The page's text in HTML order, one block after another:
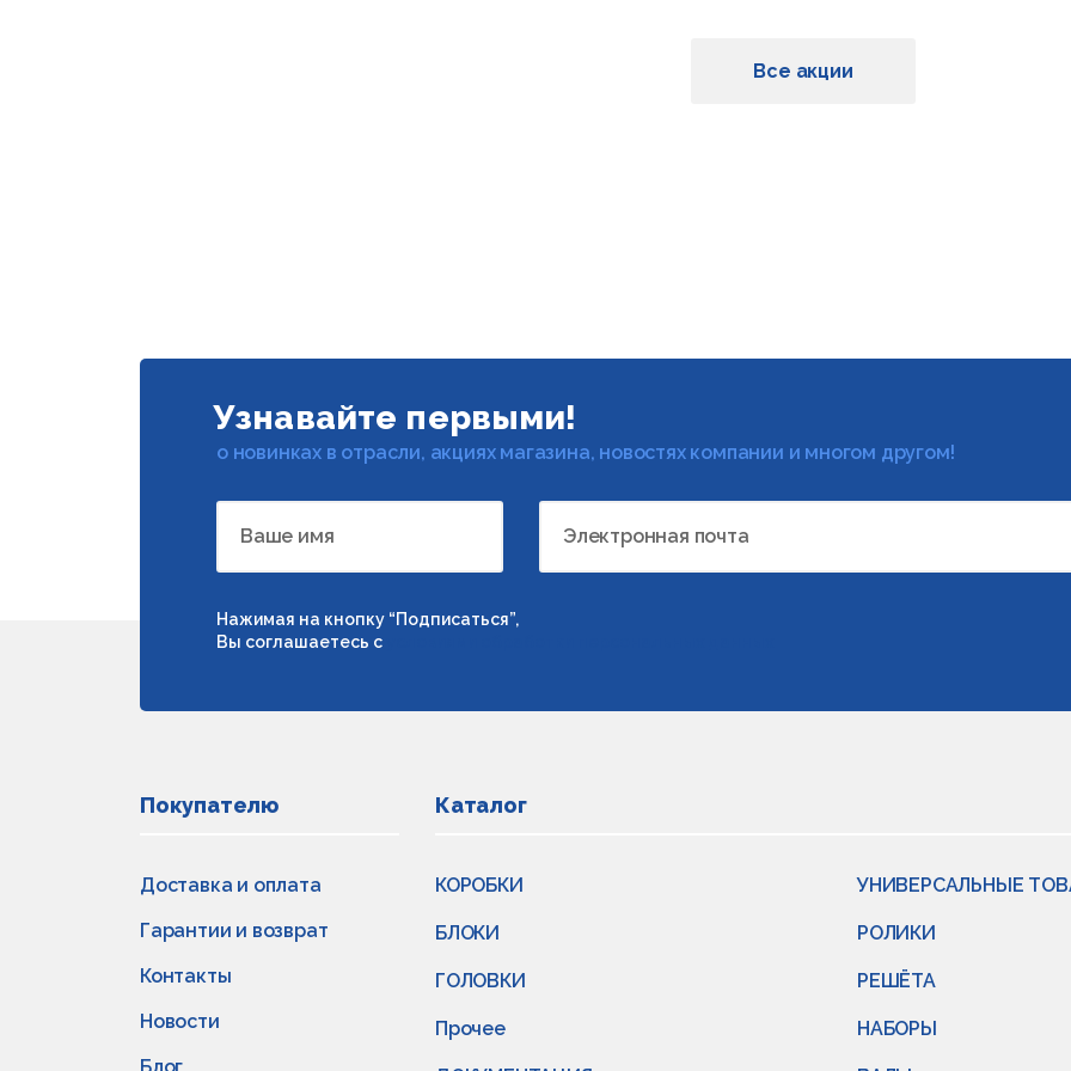
Все акции
Узнавайте первыми!
о новинках в отрасли, акциях магазина, новостях компании и многом другом!
Ваше имя Электронная почта
Нажимая на кнопку “Подписаться”,
Вы соглашаетесь с
Покупателю
Доставка и оплата
Гарантии и возврат
Контакты
Новости
Каталог
КОРОБКИ
БЛОКИ
ГОЛОВКИ
Прочее
УНИВЕРСАЛЬНЫЕ
РОЛИКИ
РЕШЁТА
НАБОРЫ